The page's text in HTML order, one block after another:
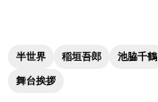
半世界 稲垣吾郎 池脇千鶴
舞台挨拶